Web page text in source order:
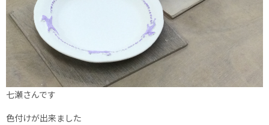
七瀬さんです
色付けが出来ました